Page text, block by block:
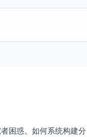
困惑。如何系统构建分